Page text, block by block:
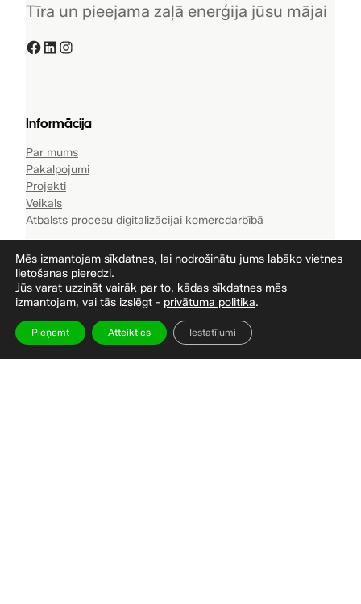
Tīra un pieejama zaļā enerģija jūsu mājai
Facebook LinkedIn Instagram
Informācija
Par mums
Pakalpojumi
Projekti
Veikals
Atbalsts procesu digitalizācijai komercdarbībā
Palīdzība
Kontakti
BUJ
Blogs
Mēs izmantojam sīkdatnes, lai nodrošinātu jums labāko vietnes
lietošanas pieredzi.
Jūs varat uzzināt vairāk par to, kādas sīkdatnes mēs
izmantojam, vai tās izslēgt - privātuma politika.
Pieņemt Atteikties Iestatījumi